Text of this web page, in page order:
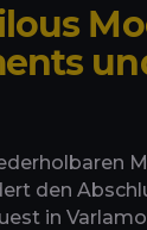
den
in